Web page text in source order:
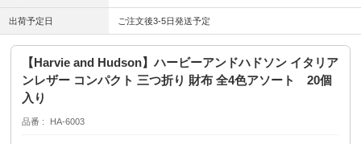
出荷予定日 ご注文後3-5日発送予定
【Harvie and Hudson】ハービーアンドハドソン イタリア
ンレザー コンパクト 三つ折り 財布 全4色アソート 20個
入り
品番 HA-6003